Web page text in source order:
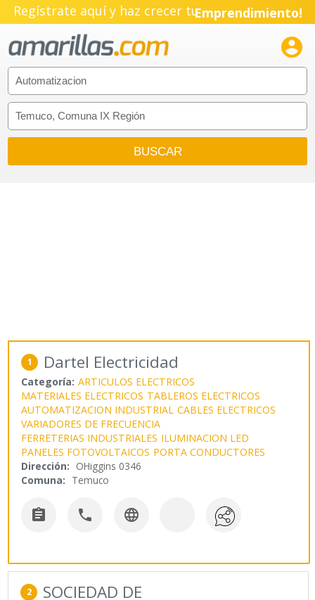
Regístrate aquí y haz crecer tuEmprendimiento!

1 Dartel Electricidad
Categoría: ARTICULOS ELECTRICOS
MATERIALES ELECTRICOS TABLEROS ELECTRICOS
AUTOMATIZACION INDUSTRIAL CABLES ELECTRICOS
VARIADORES DE FRECUENCIA
FERRETERIAS INDUSTRIALES ILUMINACION LED
PANELES FOTOVOLTAICOS PORTA CONDUCTORES
Dirección: OHiggins 0346
Comuna: Temuco
  
2 SOCIEDAD DE